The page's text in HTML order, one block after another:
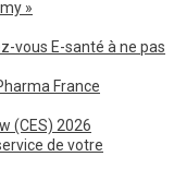
»
vous E-santé à ne pas
France
(CES) 2026
de votre